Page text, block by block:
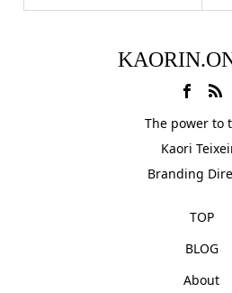
The power to
Kaori
Branding
TOP
BLOG
About